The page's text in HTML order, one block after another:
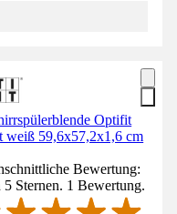
Optifit
weiß 59,6x57,2x1,6 cm
Bewertung:
5 Sternen. 1 Bewertung.